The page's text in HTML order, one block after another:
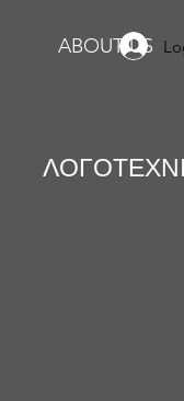
ABOUT US